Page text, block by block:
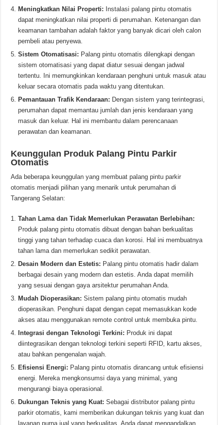
Meningkatkan Nilai Properti: Instalasi palang pintu otomatis
dapat meningkatkan nilai properti di perumahan. Ketenangan dan
keamanan tambahan adalah faktor yang banyak dicari oleh calon
pembeli atau penyewa.
Sistem Otomatisasi: Palang pintu otomatis dilengkapi dengan
sistem otomatisasi yang dapat diatur sesuai dengan jadwal
tertentu. Ini memungkinkan kendaraan penghuni untuk masuk atau
keluar secara otomatis pada waktu yang ditentukan.
Pemantauan Trafik Kendaraan: Dengan sistem yang terintegrasi,
perumahan dapat memantau jumlah dan jenis kendaraan yang
masuk dan keluar. Hal ini membantu dalam perencanaan
perawatan dan keamanan.
Keunggulan Produk Palang Pintu Parkir
Otomatis
Ada beberapa keunggulan yang membuat palang pintu parkir
otomatis menjadi pilihan yang menarik untuk perumahan di
Tangerang Selatan:
Tahan Lama dan Tidak Memerlukan Perawatan Berlebihan:
Produk palang pintu otomatis dibuat dengan bahan berkualitas
tinggi yang tahan terhadap cuaca dan korosi. Hal ini membuatnya
tahan lama dan memerlukan sedikit perawatan.
Desain Modern dan Estetis: Palang pintu otomatis hadir dalam
berbagai desain yang modern dan estetis. Anda dapat memilih
yang sesuai dengan gaya arsitektur perumahan Anda.
Mudah Dioperasikan: Sistem palang pintu otomatis mudah
dioperasikan. Penghuni dapat dengan cepat memasukkan kode
akses atau menggunakan remote control untuk membuka pintu.
Integrasi dengan Teknologi Terkini: Produk ini dapat
diintegrasikan dengan teknologi terkini seperti RFID, kartu akses,
atau bahkan pengenalan wajah.
Efisiensi Energi: Palang pintu otomatis dirancang untuk efisiensi
energi. Mereka mengkonsumsi daya yang minimal, yang
mengurangi biaya operasional.
Dukungan Teknis yang Kuat: Sebagai distributor palang pintu
parkir otomatis, kami memberikan dukungan teknis yang kuat dan
layanan purna jual yang berkualitas. Anda dapat mengandalkan